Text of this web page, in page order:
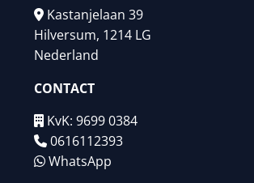
Kastanjelaan 39
Hilversum, 1214 LG
Nederland
CONTACT
KvK: 9699 0384
0616112393
WhatsApp